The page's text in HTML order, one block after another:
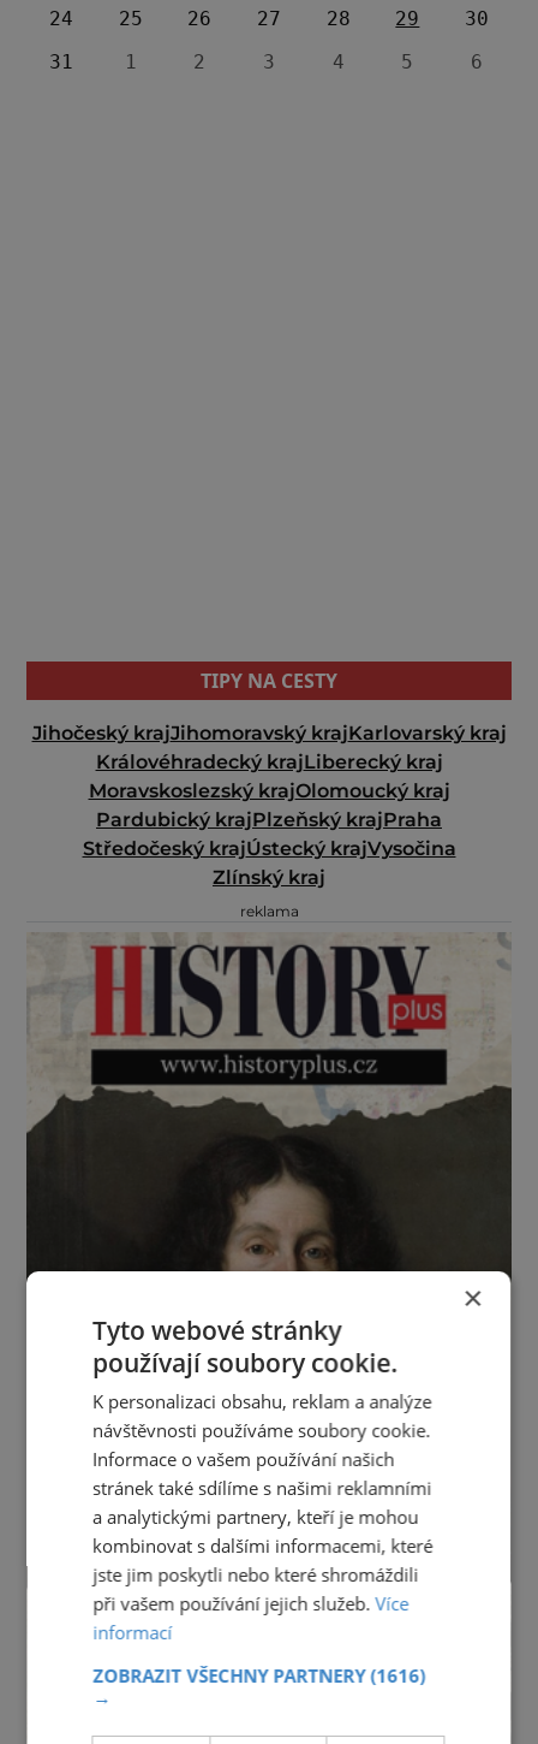
24
25 26 27 28 29
30
31
1 2 3 4 5 6
TIPY NA CESTY
Jihočeský krajJihomoravský krajKarlovarský kraj
Královéhradecký krajLiberecký kraj
Moravskoslezský krajOlomoucký kraj
Pardubický krajPlzeňský krajPraha
Středočeský krajÚstecký krajVysočina
Zlínský kraj
reklama
×
Tyto webové stránky
používají soubory cookie.
K personalizaci obsahu, reklam a analýze
návštěvnosti používáme soubory cookie.
Informace o vašem používání našich
stránek také sdílíme s našimi reklamními
a analytickými partnery, kteří je mohou
kombinovat s dalšími informacemi, které
jste jim poskytli nebo které shromáždili
při vašem používání jejich služeb.Více
informací
ZOBRAZIT VŠECHNY PARTNERY(1616)
→